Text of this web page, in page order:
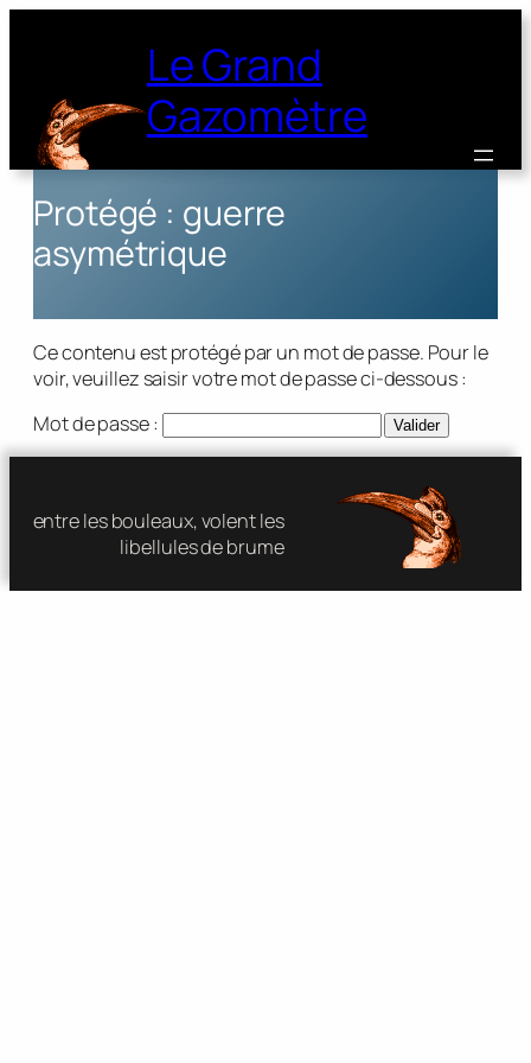
Le Grand
Gazomètre
Protégé : guerre
asymétrique
Ce contenu est protégé par un mot de passe. Pour le
voir, veuillez saisir votre mot de passe ci-dessous :
Mot de passe :
entre les bouleaux, volent les
libellules de brume